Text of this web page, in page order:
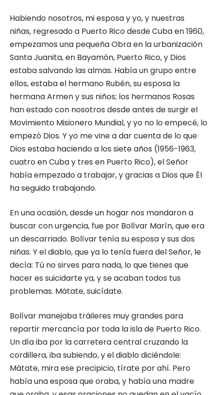
Habiendo nosotros, mi esposa y yo, y nuestras
niñas, regresado a Puerto Rico desde Cuba en 1960,
empezamos una pequeña Obra en la urbanización
Santa Juanita, en Bayamón, Puerto Rico, y Dios
estaba salvando las almas. Había un grupo entre
ellos, estaba el hermano Rubén, su esposa la
hermana Armen y sus niños; los hermanos Rosas
han estado con nosotros desde antes de surgir el
Movimiento Misionero Mundial, y yo no lo empecé, lo
empezó Dios. Y yo me vine a dar cuenta de lo que
Dios estaba haciendo a los siete años (1956-1963,
cuatro en Cuba y tres en Puerto Rico), el Señor
había empezado a trabajar, y gracias a Dios que Él
ha seguido trabajando.
En una ocasión, desde un hogar nos mandaron a
buscar con urgencia, fue por Bolívar Marín, que era
un descarriado. Bolívar tenía su esposa y sus dos
niñas. Y el diablo, que ya lo tenía fuera del Señor, le
decía: Tú no sirves para nada, lo que tienes que
hacer es suicidarte ya, y se acaban todos tus
problemas. Mátate, suicídate.
Bolívar manejaba tráileres muy grandes para
repartir mercancía por toda la isla de Puerto Rico.
Un día iba por la carretera central cruzando la
cordillera, iba subiendo, y el diablo diciéndole:
Mátate, mira ese precipicio, tírate por ahí. Pero
había una esposa que oraba, y había una madre